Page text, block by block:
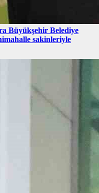
Büyükşehir Belediye
sakinleriyle